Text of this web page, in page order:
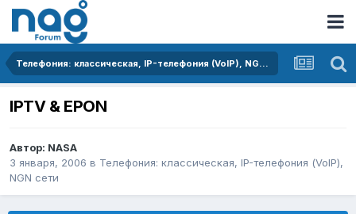
Телефония: классическая, IP-телефония (VoIP), NGN сети
IPTV & EPON
Автор: NASA
3 января, 2006 в Телефония: классическая, IP-телефония (VoIP),
NGN сети